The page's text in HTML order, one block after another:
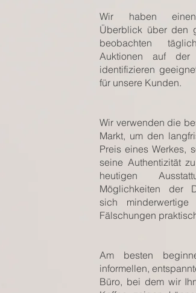
Wir haben einen
Überblick über den
beobachten
Auktionen auf
identifizieren
für unsere Kunden.
Wir verwenden die
Markt, um den
Preis eines Werkes,
seine Authentizität
heutigen
Möglichkeiten der
sich
Fälschungen
Am besten
informellen,
Büro, bei dem wir